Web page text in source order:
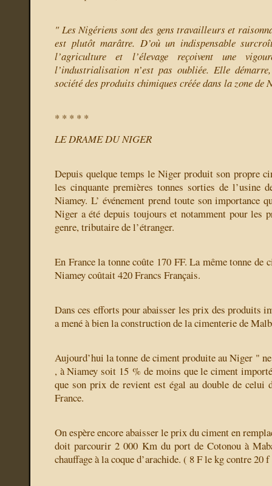
" Les Nigériens sont des gens travailleurs et
est plutôt marâtre. D’où un indispensable
l’agriculture et l’élevage reçoivent une
l’industrialisation n’est pas oubliée. Elle
société des produits chimiques créée dans la zone de
* * * * *
LE DRAME DU NIGER
Depuis quelque temps le Niger produit son propre
les cinquante premières tonnes sorties de l’usine
Niamey. L’ événement prend toute son importance
Niger a été depuis toujours et notamment pour les
genre, tributaire de l’étranger.
En France la tonne coûte 170 FF. La même tonne de
Niamey coûtait 420 Francs Français.
Dans ces efforts pour abaisser les prix des produits
a mené à bien la construction de la cimenterie de
Aujourd’hui la tonne de ciment produite au Niger "
, à Niamey soit 15 % de moins que le ciment
que son prix de revient est égal au double de celui
France.
On espère encore abaisser le prix du ciment en
doit parcourir 2 000 Km du port de Cotonou à
chauffage à la coque d’arachide. ( 8 F le kg contre 20